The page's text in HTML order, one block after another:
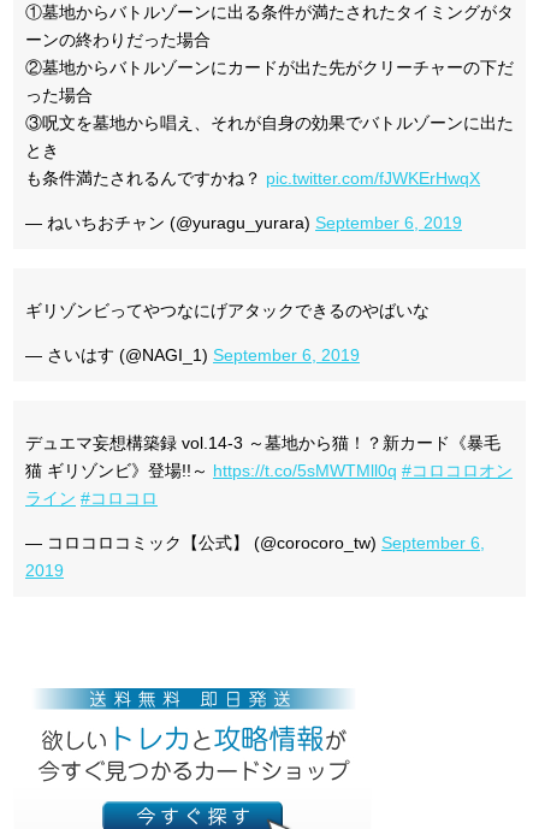
①墓地からバトルゾーンに出る条件が満たされたタイミングがタ
ーンの終わりだった場合
②墓地からバトルゾーンにカードが出た先がクリーチャーの下だ
った場合
③呪文を墓地から唱え、それが自身の効果でバトルゾーンに出た
とき
も条件満たされるんですかね？ pic.twitter.com/fJWKErHwqX
— ねいちおチャン (@yuragu_yurara) September 6, 2019
ギリゾンビってやつなにげアタックできるのやばいな
— さいはす (@NAGI_1) September 6, 2019
デュエマ妄想構築録 vol.14-3 ～墓地から猫！？新カード《暴毛
猫 ギリゾンビ》登場!!～ https://t.co/5sMWTMll0q #コロコロオン
ライン #コロコロ
— コロコロコミック【公式】 (@corocoro_tw) September 6,
2019